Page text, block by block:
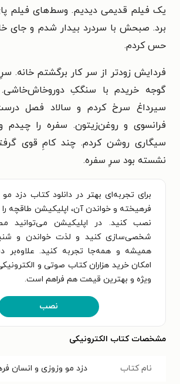
یک فیلم قدیمی دیدیم. وسط‌های فیلم
برد. صبحش با سردرد بیدار شدم و جای
حس کردم.
فردایش زودتر از سر کار برگشتم خانه.
گوجه خریدم با سنگکِ دوروخاش‌خاشی.
سیرداغ سرخ کردم و سالاد فصل
فرانسوی و روغن‌زیتون. سفره را چیدم
سیگاری روشن کردم. چند کامِ قوی
نشسته بود سرِ سفره.
برای تجربه‌ای بهتر در دانلود کتاب دزد
فرهیخته و خواندن آن، اپلیکیشن طاقچه
نصب کنید. در اپلیکیشن می‌توانید
شخصی‌سازی کنید و لذت خواندن و
همیشه و همه‌جا تجربه کنید. علاوه‌بر
امکان خرید هزاران کتاب صوتی و
ویژه و بهترین قیمت هم فراهم است.
نصب
مشخصات کتاب الکترونیکی
نام کتاب دزد مو وزوزی و انسان